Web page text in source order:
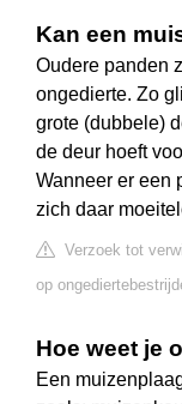
Kan een
Oudere panden
ongedierte. Zo
grote (dubbele)
de deur hoeft
Wanneer er een
zich daar
Verzoek tot
op
Hoe weet je
Een